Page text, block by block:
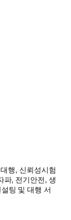
행, 신뢰성시험
파, 전기안전, 생
팅 및 대행 서